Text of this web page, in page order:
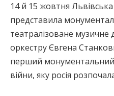
14 й 15 жовтня
представила
театралізоване музичне
оркестру Євгена
перший
війни, яку росія